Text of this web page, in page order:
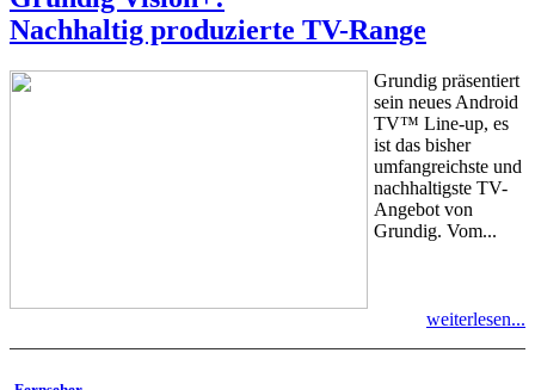
Nachhaltig produzierte TV-Range
Grundig präsentiert
sein neues Android
TV™ Line-up, es
ist das bisher
umfangreichste und
nachhaltigste TV-
Angebot von
Grundig. Vom...
weiterlesen...